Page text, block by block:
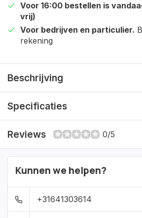
Voor 16:00 bestellen is
vrij)
Voor bedrijven en particulier.
rekening
Beschrijving
Specificaties
Reviews 0/5
Kunnen we helpen?
+31641303614